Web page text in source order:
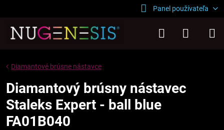
Panel používateľa
Diamantové brúsne nástavce
Diamantový brúsny nástavec
Staleks Expert - ball blue
FA01B040